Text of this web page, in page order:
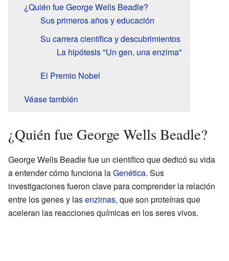
¿Quién fue George Wells Beadle?
Sus primeros años y educación
Su carrera científica y descubrimientos
La hipótesis "Un gen, una enzima"
El Premio Nobel
Véase también
¿Quién fue George Wells Beadle?
George Wells Beadle fue un científico que dedicó su vida
a entender cómo funciona laGenética. Sus
investigaciones fueron clave para comprender la relación
entre los genes y lasenzimas, que son proteínas que
aceleran las reacciones químicas en los seres vivos.